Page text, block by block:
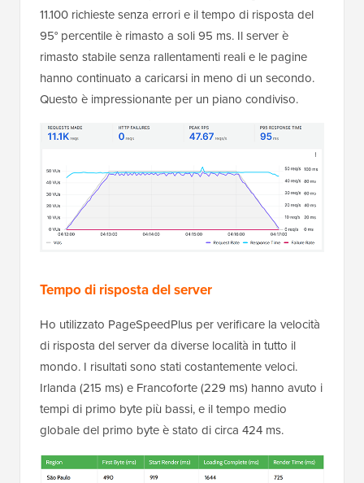
11.100 richieste senza errori e il tempo di risposta del
95° percentile è rimasto a soli 95 ms. Il server è
rimasto stabile senza rallentamenti reali e le pagine
hanno continuato a caricarsi in meno di un secondo.
Questo è impressionante per un piano condiviso.
Tempo di risposta del server
Ho utilizzato PageSpeedPlus per verificare la velocità
di risposta del server da diverse località in tutto il
mondo. I risultati sono stati costantemente veloci.
Irlanda (215 ms) e Francoforte (229 ms) hanno avuto i
tempi di primo byte più bassi, e il tempo medio
globale del primo byte è stato di circa 424 ms.